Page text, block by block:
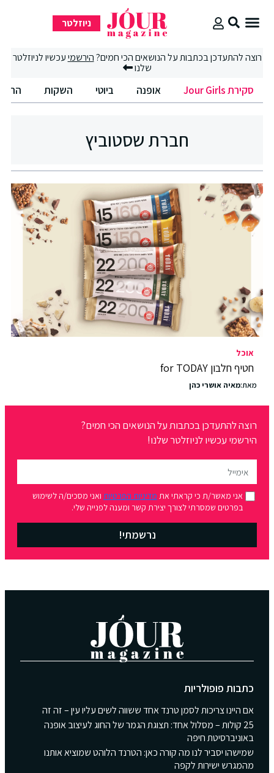
ניוזלטר
רוצה להתעדכן בכתבות על הנושאים הכי חמים?הירשמיעכשיו לניוזלטר
שלנו
סקירת Jour Girls אופנה ביוטי השקות
חברת שסטוביץ
אוכל
חטיף חלבון for TODAY
מאת:מאיה אושרי כהן
רוצה להתעדכן בכתבות על הנושאים הכי חמים?
הירשמי עכשיו לניוזלטר שלנו!
אני מאשר/ת כי קראתי את מדיניות הפרטיות ואני מסכים/ה לשימוש
בפרטים שמסרתי לצורך יצירת קשר ומענה לפנייה שלי.
נרשמתי!
כתבות פופולריות
אם היינו צריכות לסמן טרנד אחד ששווה לשים עליו עין – זה זה
25 קולות – מסלול אחד: תצוגת הגמר של החוג לעיצוב אופנה
באוניברסיטת חיפה
שמישהו יסביר לנו מה קורה כאן: הטרנד הלוהט שמוציא אותנו
מהמגרש ישירות לקפה